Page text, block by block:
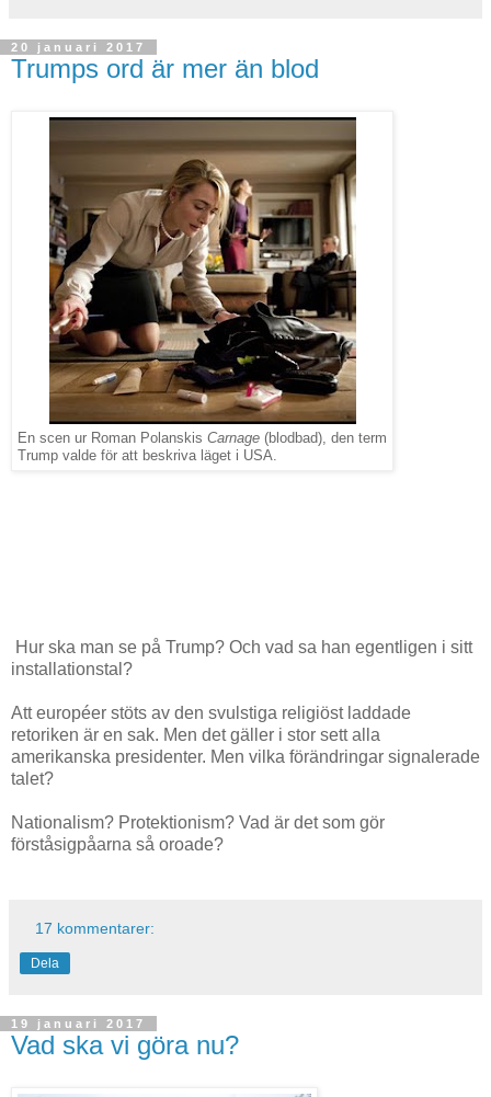
20 januari 2017
Trumps ord är mer än blod
En scen ur Roman Polanskis Carnage (blodbad), den term
Trump valde för att beskriva läget i USA.
Hur ska man se på Trump? Och vad sa han egentligen i sitt
installationstal?
Att européer stöts av den svulstiga religiöst laddade
retoriken är en sak. Men det gäller i stor sett alla
amerikanska presidenter. Men vilka förändringar signalerade
talet?
Nationalism? Protektionism? Vad är det som gör
förståsigpåarna så oroade?
17 kommentarer:
Dela
19 januari 2017
Vad ska vi göra nu?